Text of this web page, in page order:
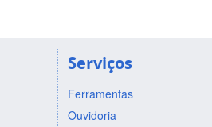
Serviços
Ferramentas
Ouvidoria